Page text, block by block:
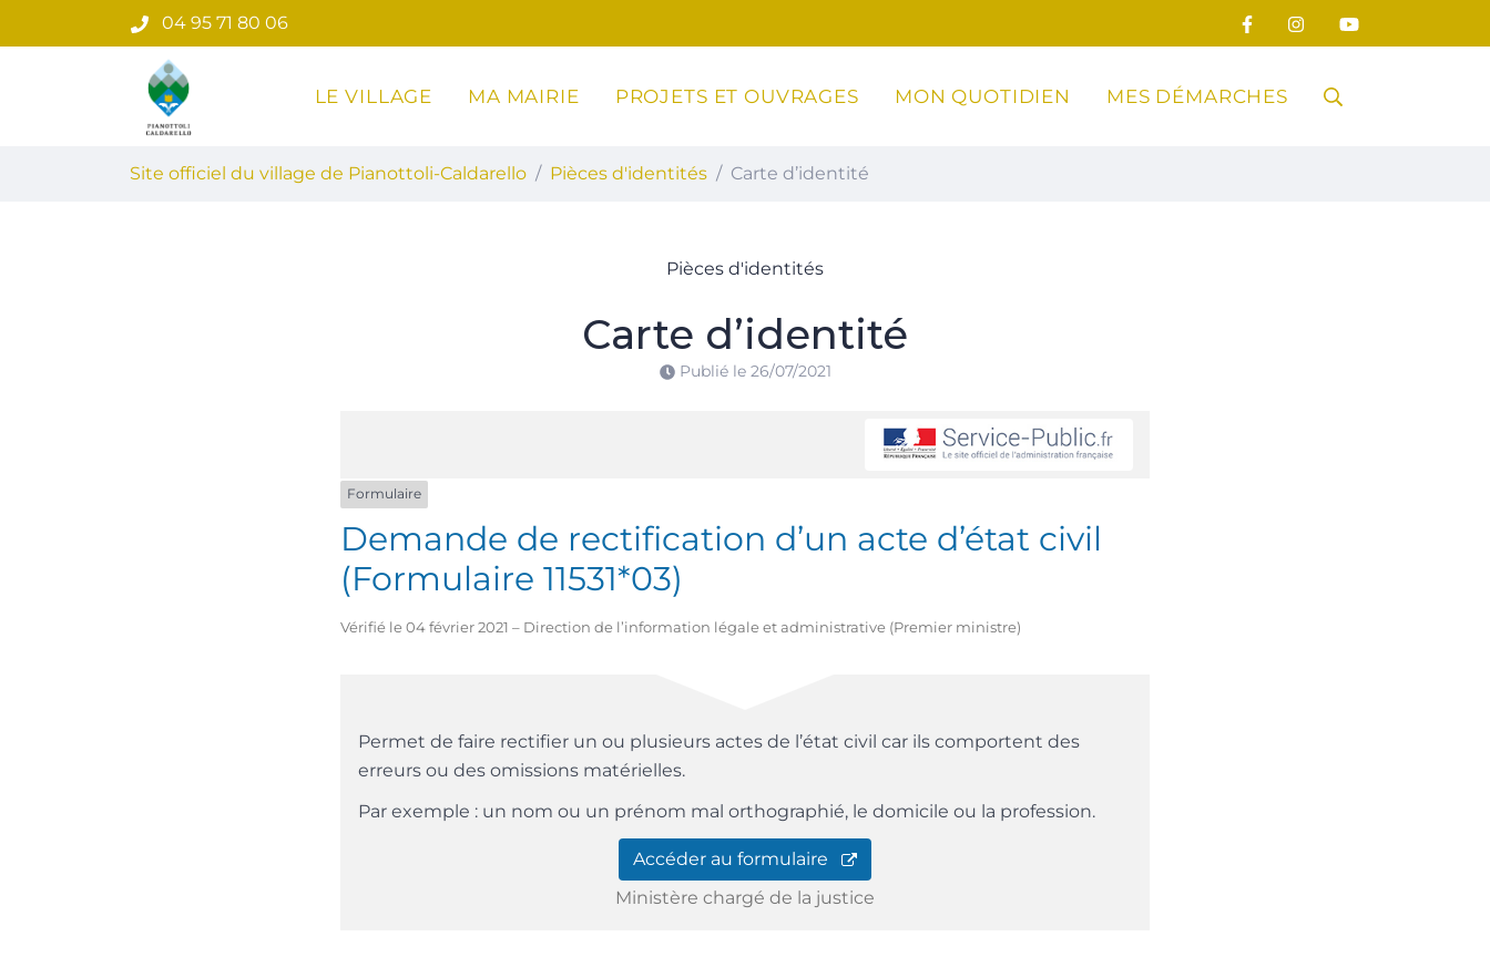
au
04 95 71 80 06
Site officiel du village de Pianottoli-Caldarello
LE VILLAGE MA MAIRIE PROJETS ET OUVRAGES MON QUOTIDIEN MES DÉMARCHES RECHERCHE
Site officiel du village de Pianottoli-Caldarello Pièces d'identités Carte d’identité
Pièces d'identités
Carte d’identité
Publié le 26/07/2021
Formulaire
Demande de rectification d’un acte d’état civil
(Formulaire 11531*03)
Vérifié le 04 février 2021 – Direction de l’information légale et administrative (Premier ministre)
Permet de faire rectifier un ou plusieurs actes de l’état civil car ils comportent des
erreurs ou des omissions matérielles.
Par exemple : un nom ou un prénom mal orthographié, le domicile ou la profession.
Accéder au formulaire
Ministère chargé de la justice